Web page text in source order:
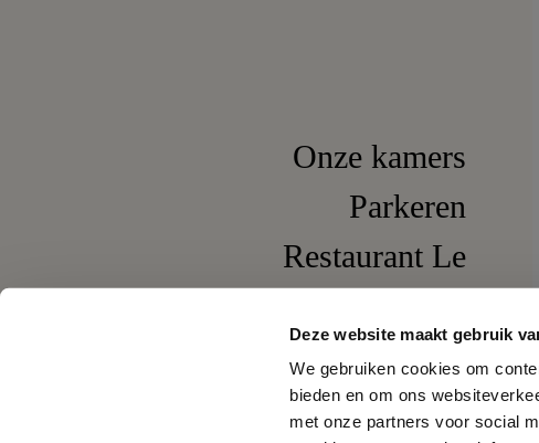
Deze website maakt gebruik
We gebruiken cookies om
bieden en om ons
met onze partners voor social
Onze kamers
Parkeren
Restaurant Le
Wijnbar It's Wine